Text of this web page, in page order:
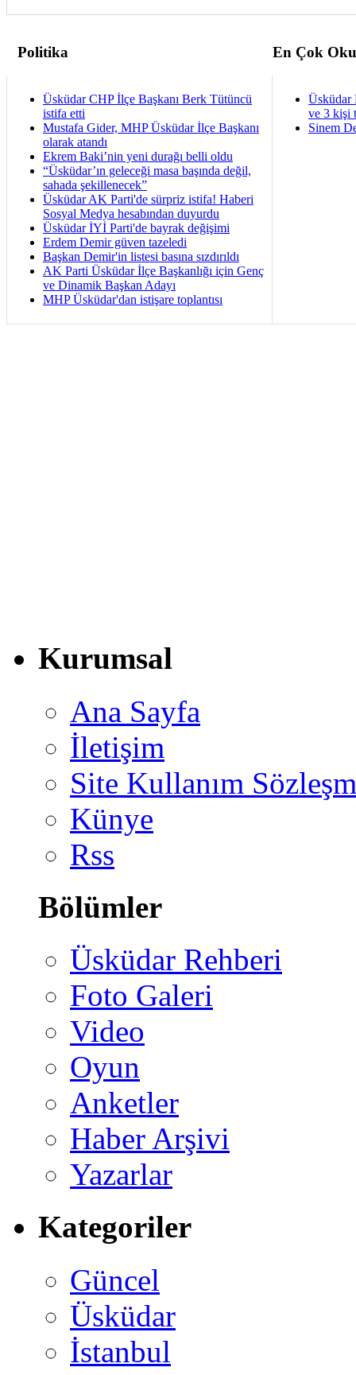
Politika En Çok
Üsküdar CHP İlçe Başkanı Berk Tütüncü
istifa etti
Mustafa Gider, MHP Üsküdar İlçe Başkanı
olarak atandı
Ekrem Baki’nin yeni durağı belli oldu
“Üsküdar’ın geleceği masa başında değil,
sahada şekillenecek”
Üsküdar AK Parti'de sürpriz istifa! Haberi
Sosyal Medya hesabından duyurdu
Üsküdar İYİ Parti'de bayrak değişimi
Erdem Demir güven tazeledi
Başkan Demir'in listesi basına sızdırıldı
AK Parti Üsküdar İlçe Başkanlığı için Genç
ve Dinamik Başkan Adayı
MHP Üsküdar'dan istişare toplantısı
Üsküdar
ve 3 kişi
Sinem
Kurumsal
Ana Sayfa
İletişim
Site Kullanım
Künye
Rss
Bölümler
Üsküdar Rehberi
Foto Galeri
Video
Oyun
Anketler
Haber Arşivi
Yazarlar
Kategoriler
Güncel
Üsküdar
İstanbul